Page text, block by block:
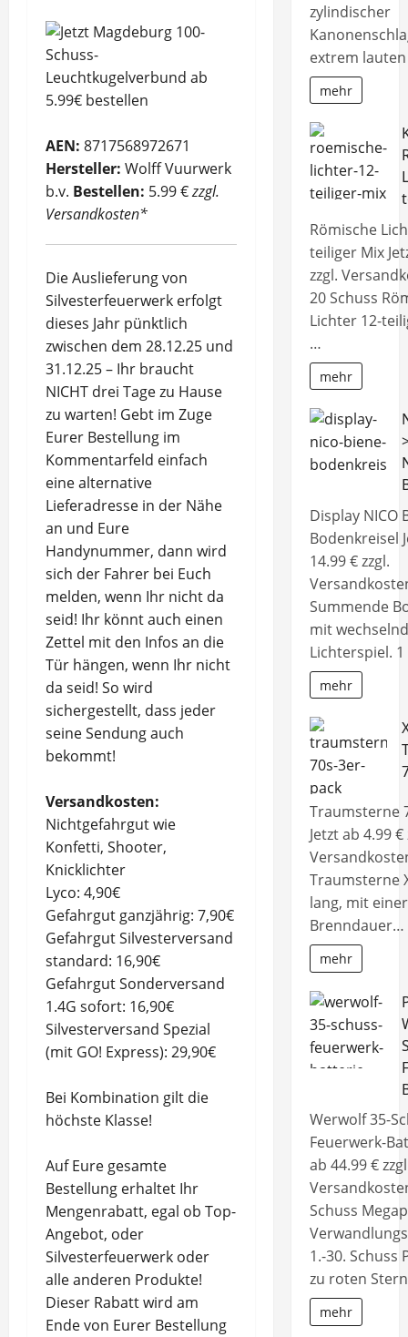
AEN: 8717568972671
Hersteller: Wolff Vuurwerk
b.v. Bestellen: 5.99 €zzgl.
Versandkosten*
Die Auslieferung von
Silvesterfeuerwerk erfolgt
dieses Jahr pünktlich
zwischen dem 28.12.25 und
31.12.25 – Ihr braucht
NICHT drei Tage zu Hause
zu warten! Gebt im Zuge
Eurer Bestellung im
Kommentarfeld einfach
eine alternative
Lieferadresse in der Nähe
an und Eure
Handynummer, dann wird
sich der Fahrer bei Euch
melden, wenn Ihr nicht da
seid! Ihr könnt auch einen
Zettel mit den Infos an die
Tür hängen, wenn Ihr nicht
da seid! So wird
sichergestellt, dass jeder
seine Sendung auch
bekommt!
Versandkosten:
Nichtgefahrgut wie
Konfetti, Shooter,
Knicklichter
Lyco: 4,90€
Gefahrgut ganzjährig: 7,90€
Gefahrgut Silvesterversand
standard: 16,90€
Gefahrgut Sonderversand
1.4G sofort: 16,90€
Silvesterversand Spezial
(mit GO! Express): 29,90€
Bei Kombination gilt die
höchste Klasse!
Auf Eure gesamte
Bestellung erhaltet Ihr
Mengenrabatt, egal ob Top-
Angebot, oder
Silvesterfeuerwerk oder
alle anderen Produkte!
Dieser Rabatt wird am
Ende von Eurer Bestellung
zylindischer
extrem
mehr
Römische
teiliger Mix
zzgl.
20 Schuss
Lichter 12-
…
mehr
Display NICO
Bodenkreisel
14.99 € zzgl.
Summende
mit
Lichterspiel.
mehr
Traumsterne
Jetzt ab 4.99 €
Traumsterne
lang, mit einer
Brenndauer…
mehr
Werwolf 35-
Feuerwerk-
ab 44.99 €
Schuss
1.-30. Schuss
zu roten
mehr